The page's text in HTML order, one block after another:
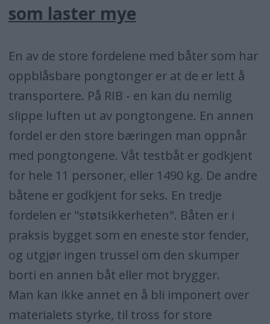
som laster mye
En av de store fordelene med båter som har
oppblåsbare pongtonger er at de er lett å
transportere. På RIB - en kan du nemlig
slippe luften ut av pongtongene. En annen
fordel er den store bæringen man oppnår
med pongtongene. Våt testbåt er godkjent
for hele 11 personer, eller 1490 kg. De andre
båtene er godkjent for seks. En tredje
fordelen er "støtsikkerheten". Båten er i
praksis bygget som en eneste stor fender,
og utgjør ingen trussel om den skumper
borti en annen båt eller mot brygger.
Man kan ikke annet en å bli imponert over
materialets styrke, til tross for store